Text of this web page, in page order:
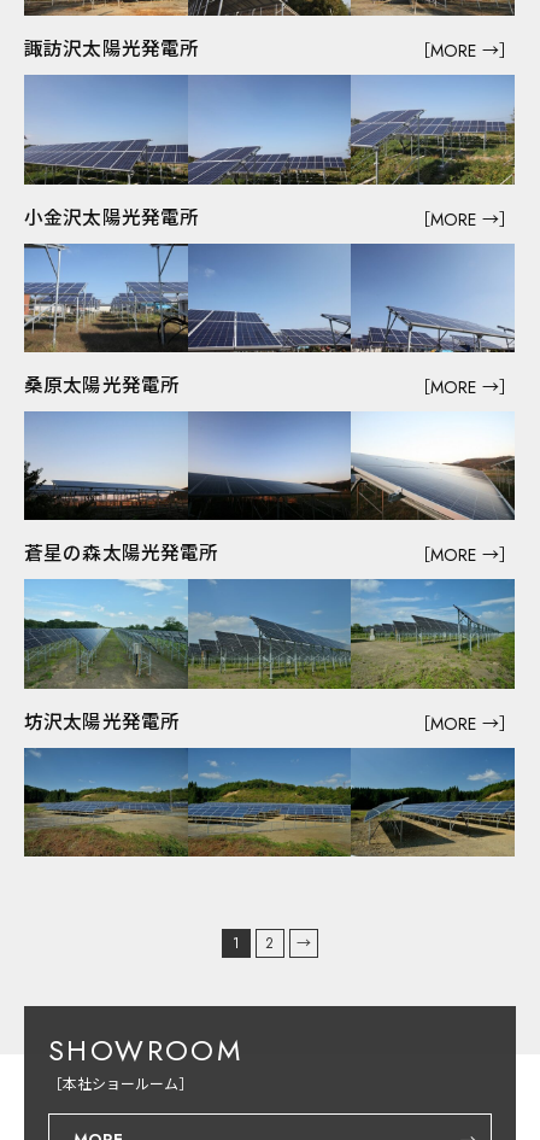
マンション・集合住宅
公共事業
病院・薬局
倉庫・工場・その他
住宅展示場
太陽光発電・風力発電
東京支店
諏訪沢太陽光発電所 ［MORE →］
小金沢太陽光発電所 ［MORE →］
桑原太陽光発電所 ［MORE →］
蒼星の森太陽光発電所 ［MORE →］
坊沢太陽光発電所 ［MORE →］
1 2 →
SHOWROOM
［本社ショールーム］